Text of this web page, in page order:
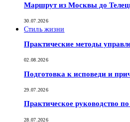
Маршрут из Москвы до
30.07.2026
Стиль жизни
Практические методы
02.08.2026
Подготовка к исповеди и
29.07.2026
Практическое руководство
28.07.2026